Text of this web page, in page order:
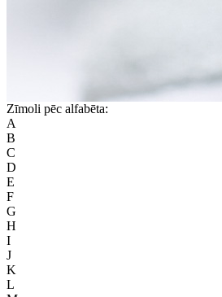
Zīmoli pēc alfabēta:
A
B
C
D
E
F
G
H
I
J
K
L